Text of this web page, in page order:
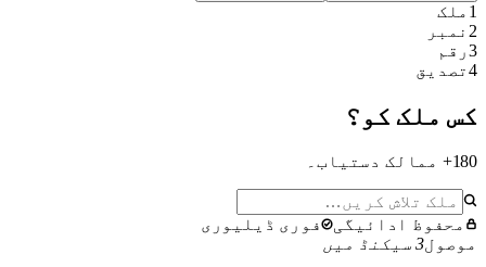
1 ملک
2 نمبر
3رقم
4تصدیق
کس ملک کو؟
180+ ممالک دستیاب۔
محفوظ ادائیگی
فوری ڈیلیوری
موصول3 سیکنڈ میں